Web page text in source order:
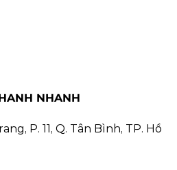
NHANH
P. 11, Q. Tân Bình, TP. Hồ